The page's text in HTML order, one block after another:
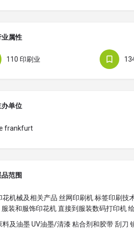
业属性
110 印刷业
办单位
frankfurt
品范围
花机械及相关产品 丝网印刷机 标签印刷技
装和服饰印花机 直接到服装数码打印机
料及油墨 UV油墨/清漆 粘合剂和胶带 刮刀